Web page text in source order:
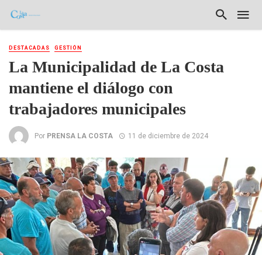
DESTACADAS GESTIÓN
La Municipalidad de La Costa
mantiene el diálogo con
trabajadores municipales
Por PRENSA LA COSTA 11 de diciembre de 2024